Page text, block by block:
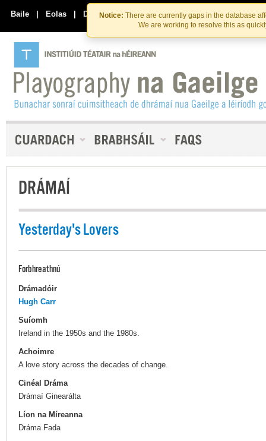
Skip
to
the
content
Skip
to
content
Notice: There are currently gaps in the database
We are working to resolve this as
Baile | Eolas | Déan Teagmháil Linn
DRÁMAÍ
Yesterday's Lovers
Forbhreathnú
Drámadóir
Hugh Carr
Suíomh
Ireland in the 1950s and the 1980s.
Achoimre
A love story across the decades of change.
Cinéal Dráma
Drámaí Ginearálta
Líon na Míreanna
Dráma Fada